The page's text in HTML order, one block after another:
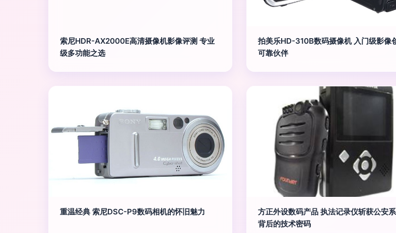
索尼HDR-AX2000E高清摄像机影像评测 专业
级多功能之选
拍美乐HD-310B数码摄像机 入门级影像
可靠伙伴
重温经典 索尼DSC-P9数码相机的怀旧魅力
方正外设数码产品 执法记录仪斩获公安
背后的技术密码